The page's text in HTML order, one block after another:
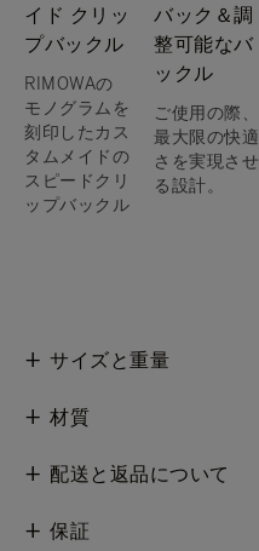
イド クリッ
プバックル
RIMOWAの
モノグラムを
刻印したカス
タムメイドの
スピードクリ
ップバックル
バック＆調
整可能なバ
ックル
ご使用の際、
最大限の快適
さを実現させ
る設計。
サイズと重量
材質
配送と返品について
保証